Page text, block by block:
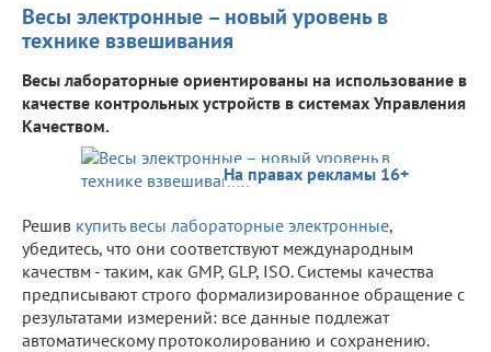
Весы электронные – новый уровень в
технике взвешивания
Весы лабораторные ориентированы на использование в
качестве контрольных устройств в системах Управления
Качеством.
На правах рекламы 16+
Решив купить весы лабораторные электронные,
убедитесь, что они соответствуют международным
качествм - таким, как GMP, GLP, ISO. Системы качества
предписывают строго формализированное обращение с
результатами измерений: все данные подлежат
автоматическому протоколированию и сохранению.